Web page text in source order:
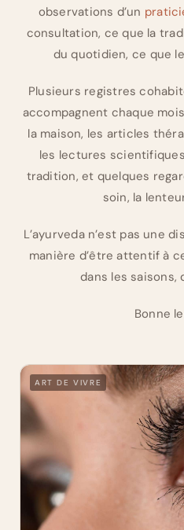
observations d’un
consultation, ce que la
du quotidien, ce que
Plusieurs registres
accompagnent chaque
la maison, les articles
les lectures
tradition, et quelques
soin, la
L’ayurveda n’est pas une
manière d’être attentif à
dans les saisons,
Bonne
ART DE VIVRE